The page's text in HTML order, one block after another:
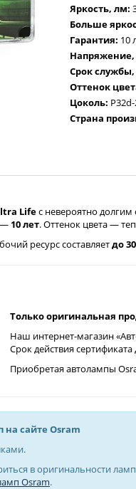
Яркость, лм:
Больше
Гарантия: 10
Срок
Оттенок
Цоколь:
Страна
Lifeс невероятно
— 10 лет. Оттенок цвета —
ресурс составляетдо
Только оригинальная
Наш интернет-магазин
Срок действия сертификата
Приобретая автолампы
сайте Osram
в оригинальности
Osram.